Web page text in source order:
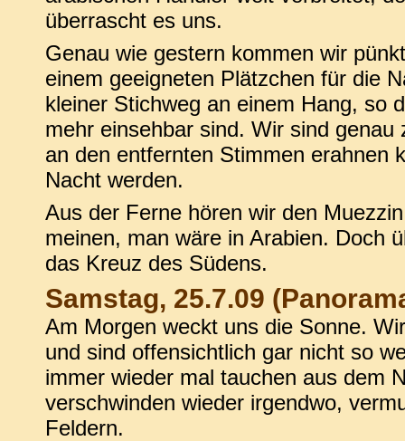
überrascht es uns.
Genau wie gestern kommen wir
einem geeigneten Plätzchen für die
kleiner Stichweg an einem Hang, so
mehr einsehbar sind. Wir sind
an den entfernten Stimmen erahnen
Nacht werden.
Aus der Ferne hören wir den
meinen, man wäre in Arabien. Doch
das Kreuz des Südens.
Samstag, 25.7.09
Am Morgen weckt uns die Sonne.
und sind offensichtlich gar nicht so
immer wieder mal tauchen aus dem
verschwinden wieder irgendwo,
Feldern.